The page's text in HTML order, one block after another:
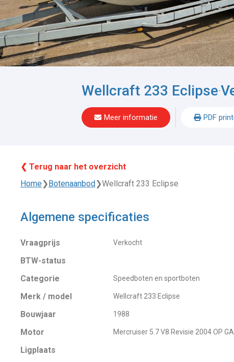
Wellcraft 233 Eclipse-
Meer informatie PDF
❮ Terug naar het overzicht
Home❯Botenaanbod❯Wellcraft 233 Eclipse
Algemene specificaties
Vraagprijs Verkocht
BTW-status
Categorie
Speedboten en sportboten
Merk / model Wellcraft 233 Eclipse
Bouwjaar 1988
Motor Mercruiser 5.7 V8 Revisie 2004 OP
Ligplaats